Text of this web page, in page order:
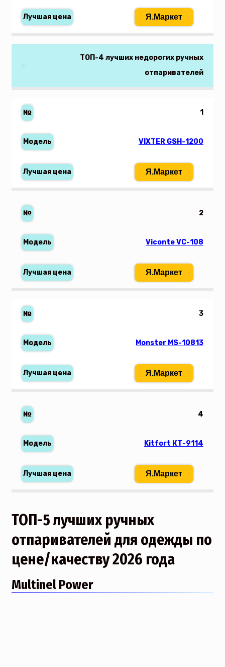
Я.Маркет
ТОП-4 лучших недорогих ручных
отпаривателей
1
VIXTER GSH-1200
Я.Маркет
2
Viconte VC-108
Я.Маркет
3
Monster MS-10813
Я.Маркет
4
Kitfort КТ-9114
Я.Маркет
ТОП-5 лучших ручных
отпаривателей для одежды по
цене/качеству 2026 года
Multinel Power